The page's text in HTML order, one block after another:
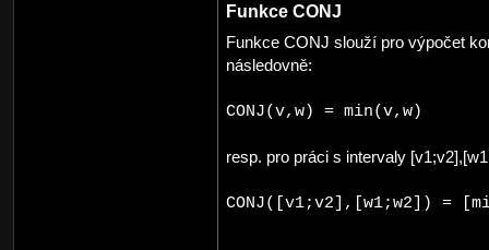
Funkce CONJ
Funkce CONJ slouží pro výpočet
následovně:
CONJ(v,w) = min(v,w)
resp. pro práci s intervaly
CONJ([v1;v2],[w1;w2]) =